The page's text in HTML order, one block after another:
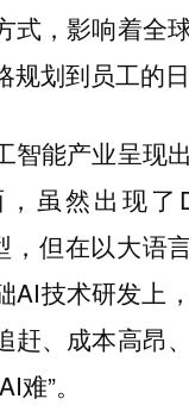
式，影响着全
规划到员工的日
智能产业呈现
虽然出现了
，但在以大语
AI技术研发上
赶、成本高昂
难”。